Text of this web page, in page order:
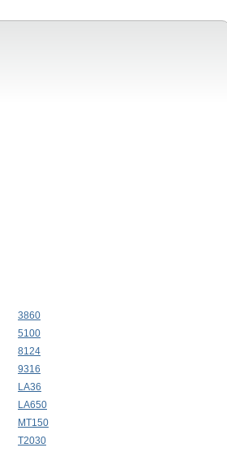
3860
5100
8124
9316
LA36
LA650
MT150
T2030